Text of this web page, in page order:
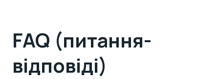
FAQ (питання-
відповіді)